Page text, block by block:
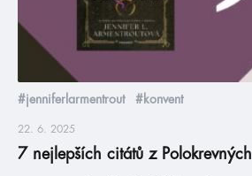
#jenniferlarmentrout #konvent
22. 6. 2025
7 nejlepších citátů z Polokrevných